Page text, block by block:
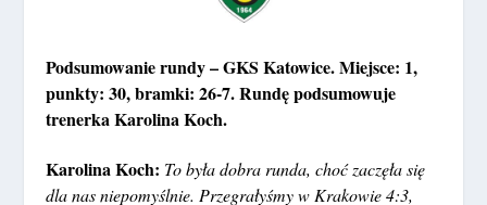
Podsumowanie rundy – GKS Katowice. Miejsce: 1,
punkty: 30, bramki: 26-7. Rundę podsumowuje
trenerka Karolina Koch.
Karolina Koch: To była dobra runda, choć zaczęła się
dla nas niepomyślnie. Przegrałyśmy w Krakowie 4:3,